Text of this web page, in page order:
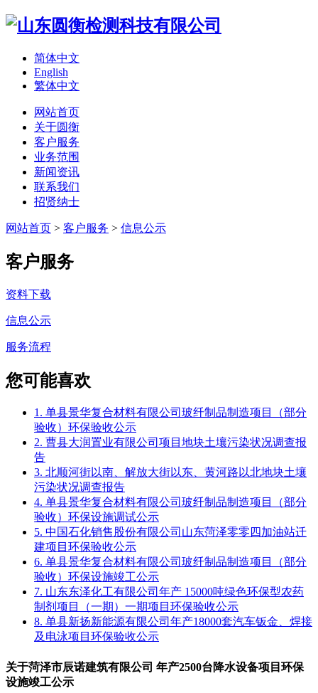
简体中文
English
繁体中文
网站首页
关于圆衡
客户服务
业务范围
新闻资讯
联系我们
招贤纳士
网站首页 > 客户服务 > 信息公示
客户服务
资料下载
信息公示
服务流程
您可能喜欢
1. 单县景华复合材料有限公司玻纤制品制造项目（部分
验收）环保验收公示
2. 曹县大润置业有限公司项目地块土壤污染状况调查报
告
3. 北顺河街以南、解放大街以东、黄河路以北地块土壤
污染状况调查报告
4. 单县景华复合材料有限公司玻纤制品制造项目（部分
验收）环保设施调试公示
5. 中国石化销售股份有限公司山东菏泽零零四加油站迁
建项目环保验收公示
6. 单县景华复合材料有限公司玻纤制品制造项目（部分
验收）环保设施竣工公示
7. 山东东泽化工有限公司年产 15000吨绿色环保型农药
制剂项目（一期）一期项目环保验收公示
8. 单县新扬新能源有限公司年产18000套汽车钣金、焊接
及电泳项目环保验收公示
关于菏泽市辰诺建筑有限公司 年产2500台降水设备项目环保
设施竣工公示